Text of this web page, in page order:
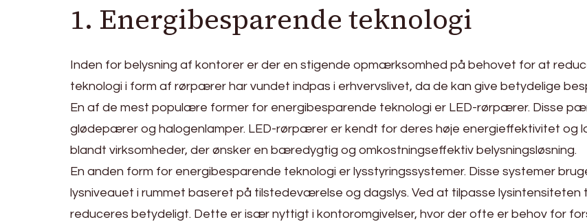
1. Energibesparende teknologi
Inden for belysning af kontorer er der en stigende opmærksomhed på behovet for at
teknologi i form af rørpærer har vundet indpas i erhvervslivet, da de kan give betydelige
En af de mest populære former for energibesparende teknologi er LED-rørpærer. Disse
glødepærer og halogenlamper. LED-rørpærer er kendt for deres høje energieffektivitet og
blandt virksomheder, der ønsker en bæredygtig og omkostningseffektiv belysningsløsning.
En anden form for energibesparende teknologi er lysstyringssystemer. Disse systemer
lysniveauet i rummet baseret på tilstedeværelse og dagslys. Ved at tilpasse
reduceres betydeligt. Dette er især nyttigt i kontoromgivelser, hvor der ofte er behov for